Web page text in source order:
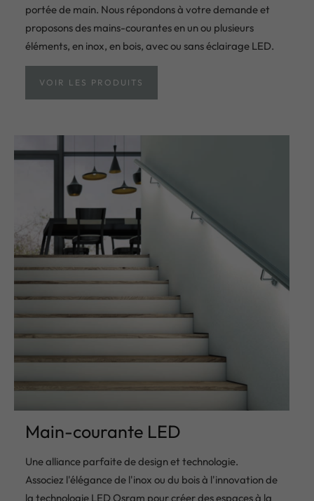
portée de main. Nous répondons à votre demande et
proposons des mains-courantes en un ou plusieurs
éléments, en inox, en bois, avec ou sans éclairage LED.
VOIR LES PRODUITS
Main-courante LED
Une alliance parfaite de design et technologie.
Associez l'élégance de l'inox ou du bois à l'innovation de
la technologie LED Osram pour créer des espaces à la